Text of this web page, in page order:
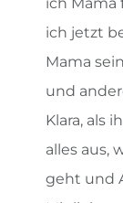
ich jetzt
Mama
und
Klara, als
alles aus,
geht und